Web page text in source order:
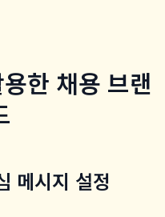
한 채용 브랜
메시지 설정